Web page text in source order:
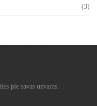
(3)
pie savas uzvaras.